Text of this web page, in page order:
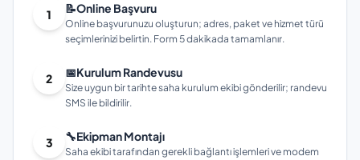
1 📝Online Başvuru
Online başvurunuzu oluşturun; adres, paket ve hizmet türü
seçimlerinizi belirtin. Form 5 dakikada tamamlanır.
2 📅Kurulum Randevusu
Size uygun bir tarihte saha kurulum ekibi gönderilir; randevu
SMS ile bildirilir.
3 🔧Ekipman Montajı
Saha ekibi tarafından gerekli bağlantı işlemleri ve modem